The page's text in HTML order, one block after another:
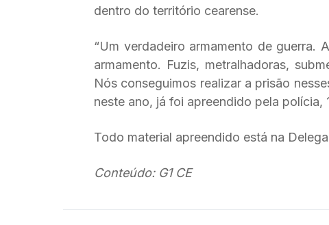
dentro do território cearense.
“Um verdadeiro armamento de guerra.
armamento. Fuzis, metralhadoras,
Nós conseguimos realizar a prisão
neste ano, já foi apreendido pela polícia,
Todo material apreendido está na
Conteúdo: G1 CE